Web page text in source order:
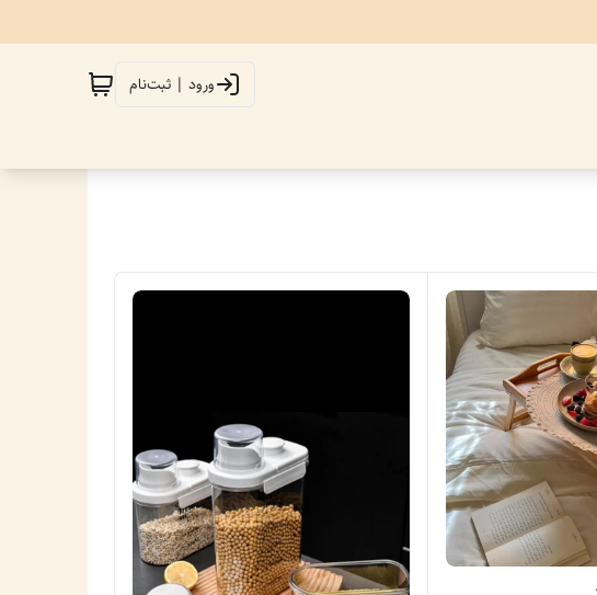
ورود | ثبت‌نام